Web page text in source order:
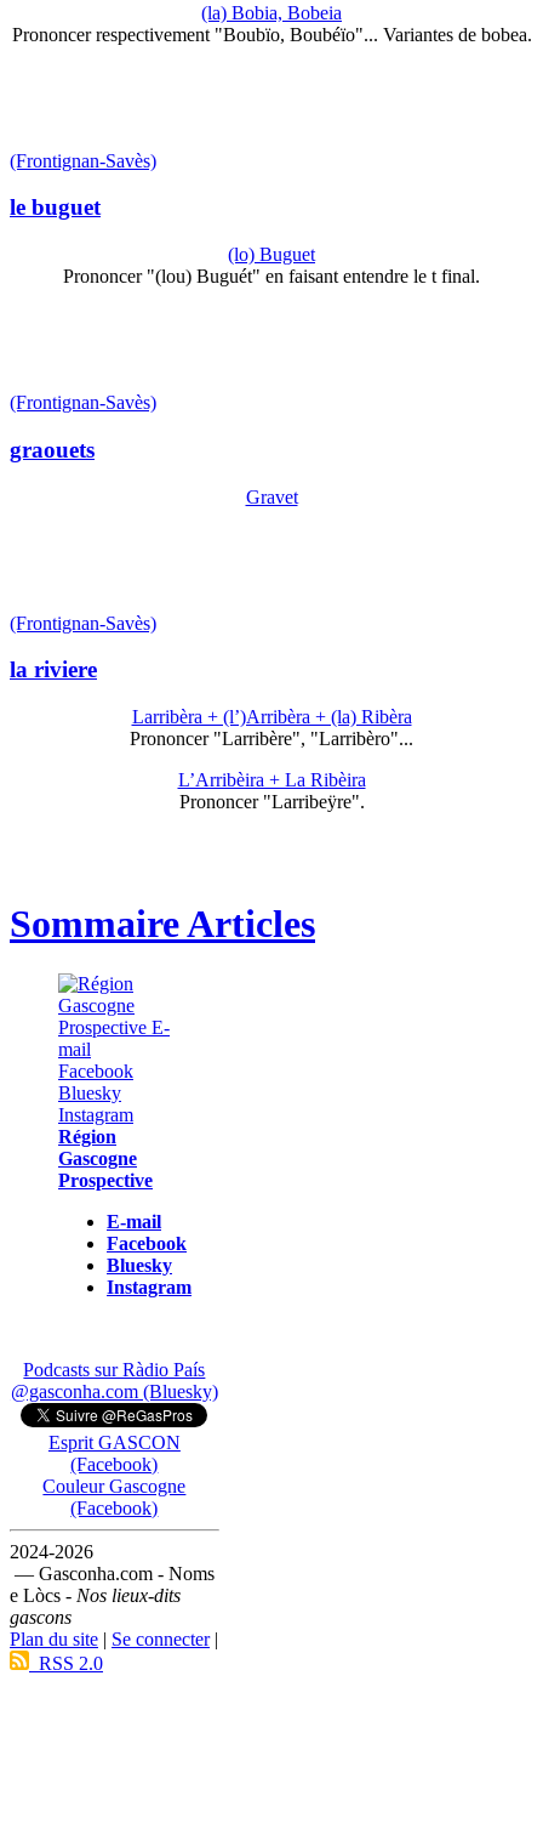
(la) Bobia, Bobeia
Prononcer respectivement "Boubïo, Boubéïo"... Variantes de bobea.
(Frontignan-Savès)
le buguet
(lo) Buguet
Prononcer "(lou) Buguét" en faisant entendre le t final.
(Frontignan-Savès)
graouets
Gravet
(Frontignan-Savès)
la riviere
Larribèra + (l’)Arribèra + (la) Ribèra
Prononcer "Larribère", "Larribèro"...
L’Arribèira + La Ribèira
Prononcer "Larribeÿre".
Sommaire Articles
Région
Gascogne
Prospective
E-mail
Facebook
Bluesky
Instagram
Podcasts sur Ràdio País
@gasconha.com (Bluesky)
Esprit GASCON
(Facebook)
Couleur Gascogne
(Facebook)
2024-2026
— Gasconha.com - Noms
e Lòcs - Nos lieux-dits
gascons
Plan du site | Se connecter|
RSS 2.0